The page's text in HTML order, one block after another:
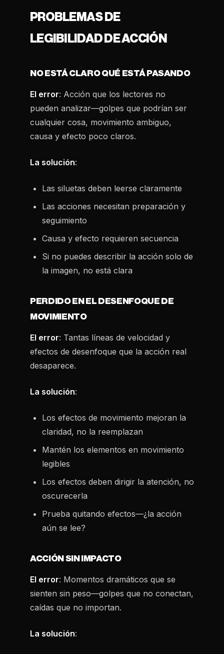
PROBLEMAS DE
LEGIBILIDAD DE ACCIÓN
NO ESTÁ CLARO QUÉ ESTÁ PASANDO
El error: Acción que los lectores no
pueden analizar—golpes que podrían ser
cualquier cosa, movimiento ambiguo,
causa y efecto poco claros.
La solución:
Las siluetas deben leerse claramente
Las acciones necesitan preparación y
seguimiento
Causa y efecto requieren secuencia
Si no puedes describir la acción solo de
la imagen, no está clara
PERDIDO EN EL DESENFOQUE DE
MOVIMIENTO
El error: Tantas líneas de velocidad y
efectos de desenfoque que la acción real
desaparece.
La solución:
Los efectos de movimiento mejoran la
claridad, no la reemplazan
Mantén los elementos en movimiento
legibles
Los efectos deben dirigir la atención, no
oscurecerla
Prueba quitando efectos—¿la acción
aún se lee?
ACCIÓN SIN IMPACTO
El error: Momentos dramáticos que se
sienten sin peso—golpes que no conectan,
caídas que no importan.
La solución: